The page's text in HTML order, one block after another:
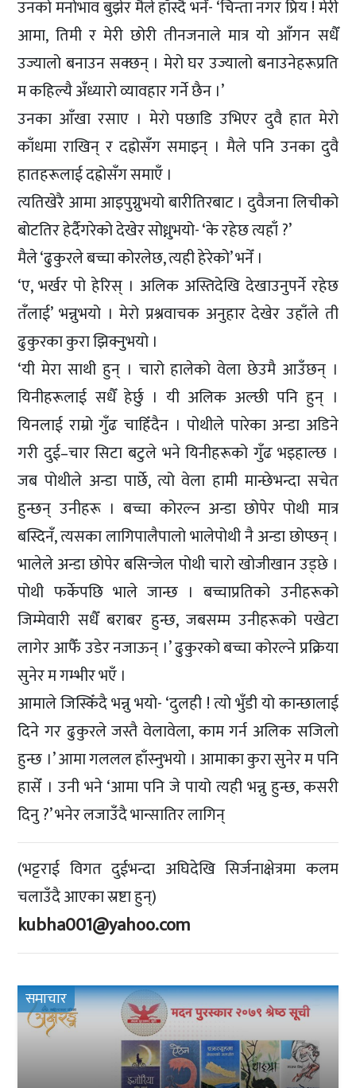
उनको मनोभाव बुझेर मैले हाँस्दै भनेँ- ‘चिन्ता नगर प्रिय ! मेरी
आमा, तिमी र मेरी छोरी तीनजनाले मात्र यो आँगन सधैँ
उज्यालो बनाउन सक्छन् । मेरो घर उज्यालो बनाउनेहरूप्रति
म कहिल्यै अँध्यारो व्यावहार गर्ने छैन ।’
उनका आँखा रसाए । मेरो पछाडि उभिएर दुवै हात मेरो
काँधमा राखिन् र दह्रोसँग समाइन् । मैले पनि उनका दुवै
हातहरूलाई दह्रोसँग समाएँ ।
त्यतिखेरै आमा आइपुग्नुभयो बारीतिरबाट । दुवैजना लिचीको
बोटतिर हेर्दैगरेको देखेर सोध्नुभयो- ‘के रहेछ त्यहाँ ?’
मैले ‘ढुकुरले बच्चा कोरलेछ, त्यही हेरेको’ भनेँ ।
‘ए, भर्खर पो हेरिस् । अलिक अस्तिदेखि देखाउनुपर्ने रहेछ
तँलाई’ भन्नुभयो । मेरो प्रश्नवाचक अनुहार देखेर उहाँले ती
ढुकुरका कुरा झिक्नुभयो ।
‘यी मेरा साथी हुन् । चारो हालेको वेला छेउमै आउँछन् ।
यिनीहरूलाई सधैँ हेर्छु । यी अलिक अल्छी पनि हुन् ।
यिनलाई राम्रो गुँढ चाहिँदैन । पोथीले पारेका अन्डा अडिने
गरी दुई–चार सिटा बटुले भने यिनीहरूको गुँढ भइहाल्छ ।
जब पोथीले अन्डा पार्छे, त्यो वेला हामी मान्छेभन्दा सचेत
हुन्छन् उनीहरू । बच्चा कोरल्न अन्डा छोपेर पोथी मात्र
बस्दिनँ, त्यसका लागिपालैपालो भालेपोथी नै अन्डा छोप्छन् ।
भालेले अन्डा छोपेर बसिन्जेल पोथी चारो खोजीखान उड्छे ।
पोथी फर्केपछि भाले जान्छ । बच्चाप्रतिको उनीहरूको
जिम्मेवारी सधैँ बराबर हुन्छ, जबसम्म उनीहरूको पखेटा
लागेर आफैँ उडेर नजाऊन् ।’ ढुकुरको बच्चा कोरल्ने प्रक्रिया
सुनेर म गम्भीर भएँ ।
आमाले जिस्किँदै भन्नु भयो- ‘दुलही ! त्यो भुँडी यो कान्छालाई
दिने गर ढुकुरले जस्तै वेलावेला, काम गर्न अलिक सजिलो
हुन्छ ।’ आमा गललल हाँस्नुभयो । आमाका कुरा सुनेर म पनि
हासेँ । उनी भने ‘आमा पनि जे पायो त्यही भन्नु हुन्छ, कसरी
दिनु ?’ भनेर लजाउँदै भान्सातिर लागिन्
(भट्टराई विगत दुईभन्दा अघिदेखि सिर्जनाक्षेत्रमा कलम
चलाउँदै आएका स्रष्टा हुन्)
kubha001@yahoo.com
समाचार